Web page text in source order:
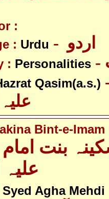
:
: Urdu
: Personalities
Qasim(a.s.)
Bint-e-
بنت
Syed Agha